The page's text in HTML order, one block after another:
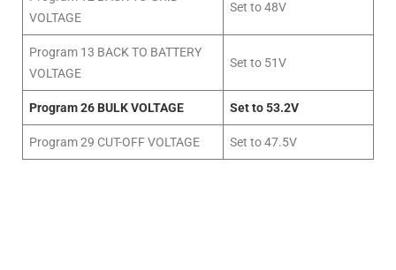
VOLTAGE
Set to 48V
Program 13 BACK TO BATTERY
VOLTAGE
Set to 51V
Program 26 BULK VOLTAGE Set to 53.2V
Program 29 CUT-OFF VOLTAGE Set to 47.5V